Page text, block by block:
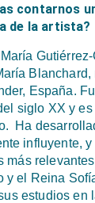
contarnos
de la artista?
María
Blanchard,
España.
siglo XX y
Ha
influyente,
más
y el Reina
estudios en